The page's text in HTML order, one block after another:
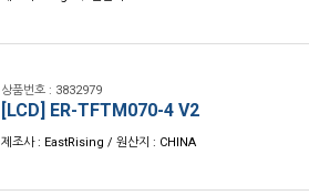
상품번호 : 3832979
[LCD] ER-TFTM070-4 V2
제조사 : EastRising / 원산지 : CHINA